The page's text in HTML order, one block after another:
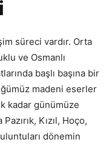
süreci vardır. Orta
ve Osmanlı
başlı başına bir
madeni eserler
kadar günümüze
Kızıl, Hoço,
dönemin